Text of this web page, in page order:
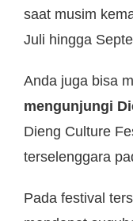
saat musim
Juli hingga
Anda juga bisa
mengunjungi
Dieng Culture
terselenggara
Pada festival